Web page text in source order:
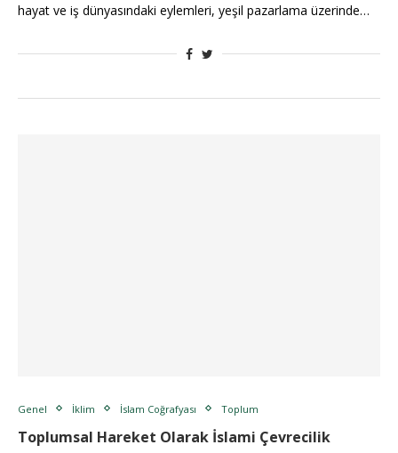
hayat ve iş dünyasındaki eylemleri, yeşil pazarlama üzerinde…
Genel İklim İslam Coğrafyası Toplum
Toplumsal Hareket Olarak İslami Çevrecilik